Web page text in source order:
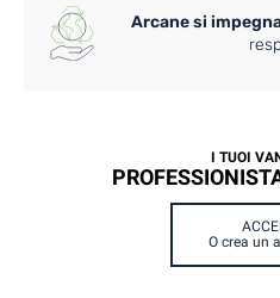
Arcane si
I TUOI
O crea un